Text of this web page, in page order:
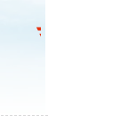
Go to the